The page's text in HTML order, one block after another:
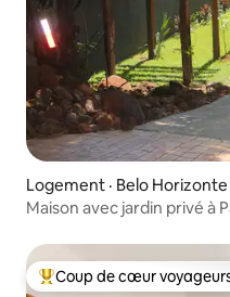
Logement · Belo Horizonte
Maison avec jardin privé à
Coup de cœur voyageurs
Coup de cœur